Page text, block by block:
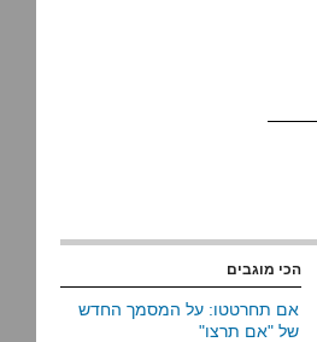
הכי מוגבים
אם תחרטטו: על המסמך החדש
של "אם תרצו"